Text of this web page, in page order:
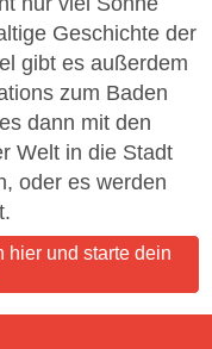
Geschichte der
gibt es außerdem
zum Baden
dann mit den
Welt in die Stadt
oder es werden
hier und starte dein